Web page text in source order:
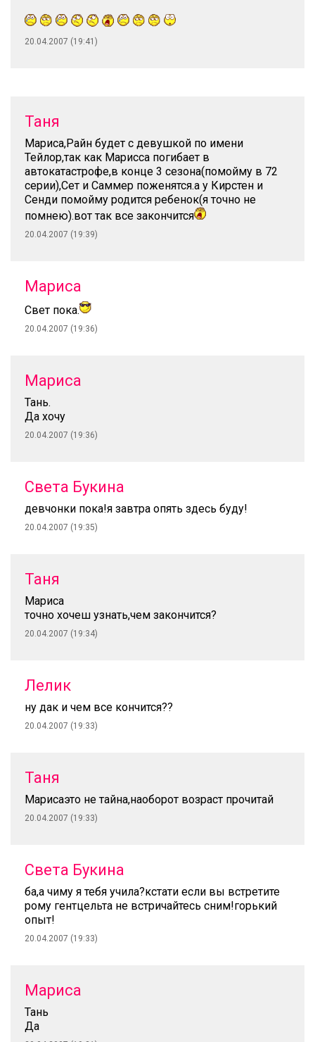
20.04.2007 (19:41)
Таня
Мариса,Райн будет с девушкой по имени
Тейлор,так как Марисса погибает в
автокатастрофе,в конце 3 сезона(помойму в 72
серии),Сет и Саммер поженятся.а у Кирстен и
Сенди помойму родится ребенок(я точно не
помнею).вот так все закончится
20.04.2007 (19:39)
Мариса
Свет пока.
20.04.2007 (19:36)
Мариса
Тань.
Да хочу
20.04.2007 (19:36)
Света Букина
девчонки пока!я завтра опять здесь буду!
20.04.2007 (19:35)
Таня
Мариса
точно хочеш узнать,чем закончится?
20.04.2007 (19:34)
Лелик
ну дак и чем все кончится??
20.04.2007 (19:33)
Таня
Марисаэто не тайна,наоборот возраст прочитай
20.04.2007 (19:33)
Света Букина
ба,а чиму я тебя учила?кстати если вы встретите
рому гентцельта не встричайтесь сним!горький
опыт!
20.04.2007 (19:33)
Мариса
Тань
Да